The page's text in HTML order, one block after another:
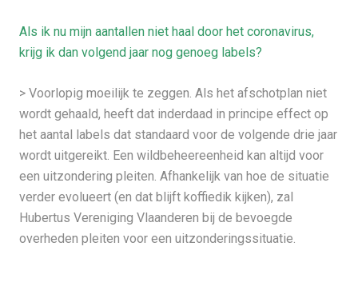
Als ik nu mijn aantallen niet haal door het coronavirus,
krijg ik dan volgend jaar nog genoeg labels?
> Voorlopig moeilijk te zeggen. Als het afschotplan niet
wordt gehaald, heeft dat inderdaad in principe effect op
het aantal labels dat standaard voor de volgende drie jaar
wordt uitgereikt. Een wildbeheereenheid kan altijd voor
een uitzondering pleiten. Afhankelijk van hoe de situatie
verder evolueert (en dat blijft koffiedik kijken), zal
Hubertus Vereniging Vlaanderen bij de bevoegde
overheden pleiten voor een uitzonderingssituatie.